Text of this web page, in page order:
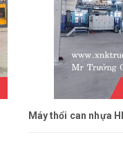
Máy thổi can nhựa